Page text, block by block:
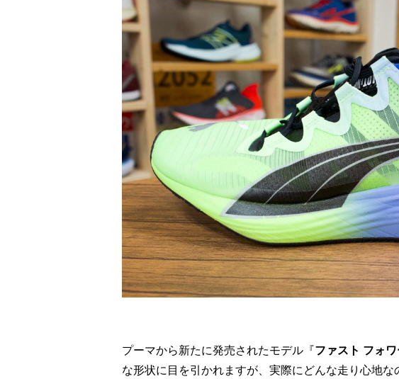
プーマから新たに発売されたモデル『ファスト フォ
な形状に目を引かれますが、実際にどんな走り心地